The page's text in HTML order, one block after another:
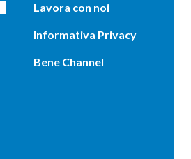
Lavora con noi
Informativa Privacy
Bene Channel